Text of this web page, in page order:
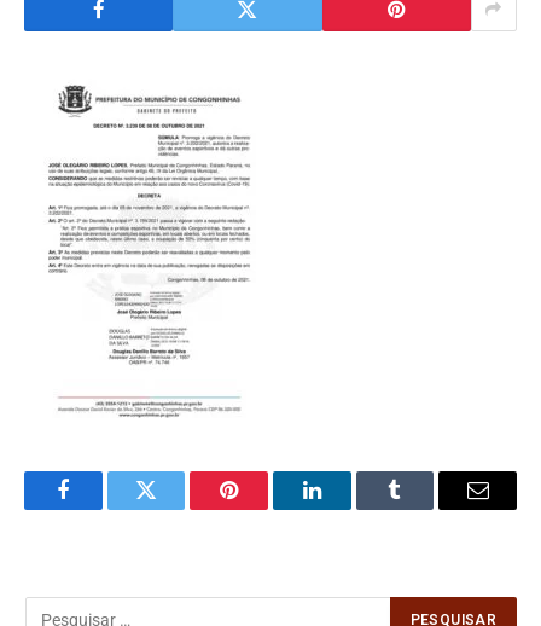
FacebookTwitter Pinterest LinkedInTumblr Email